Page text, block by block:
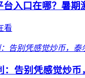
入口在哪？暑期
看
告别凭感觉炒币